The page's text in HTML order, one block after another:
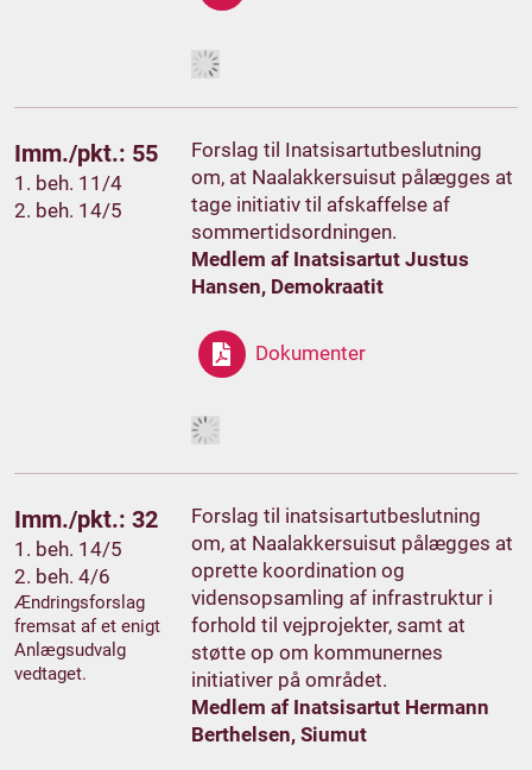
Imm./pkt.: 55
1. beh. 11/4
2. beh. 14/5
Forslag til Inatsisartutbeslutning
om, at Naalakkersuisut pålægges at
tage initiativ til afskaffelse af
sommertidsordningen.
Medlem af Inatsisartut Justus
Hansen, Demokraatit
Dokumenter
Imm./pkt.: 32
1. beh. 14/5
2. beh. 4/6
Ændringsforslag
fremsat af et enigt
Anlægsudvalg
vedtaget.
Forslag til inatsisartutbeslutning
om, at Naalakkersuisut pålægges at
oprette koordination og
vidensopsamling af infrastruktur i
forhold til vejprojekter, samt at
støtte op om kommunernes
initiativer på området.
Medlem af Inatsisartut Hermann
Berthelsen, Siumut